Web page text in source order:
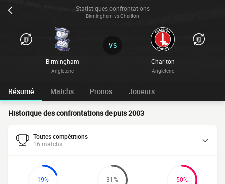
Statistiques confrontations
Birmingham vs Charlton
Birmingham
Angleterre
Charlton
Angleterre
VS
Résumé Matchs Pronos Joueurs
Historique des confrontations depuis 2003
Toutes compétitions
16 matchs
19% 31% 50%